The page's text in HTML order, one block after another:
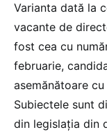
Varianta dată la
vacante de
fost cea cu
februarie,
asemănătoare
Subiectele sunt
din legislația din